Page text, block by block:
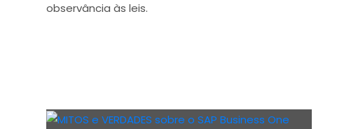
observância às leis.